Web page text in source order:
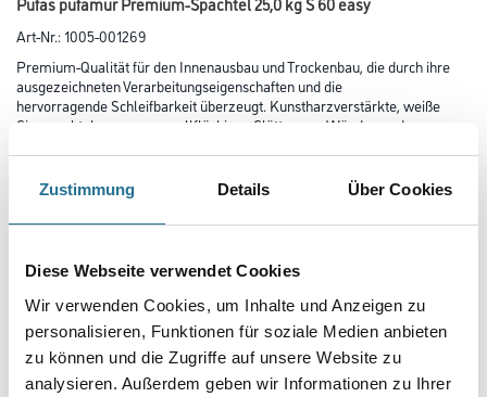
Zustimmung Details Über Cookies
Diese Webseite verwendet Cookies
Wir verwenden Cookies, um Inhalte und Anzeigen zu
personalisieren, Funktionen für soziale Medien anbieten
zu können und die Zugriffe auf unsere Website zu
analysieren. Außerdem geben wir Informationen zu Ihrer
Art-Nr.:1005-001269
Premium-Qualität für den Innenausbau und Trockenbau, die durch ihre
ausgezeichneten Verarbeitungseigenschaften und die
hervorragende Schleifbarkeit überzeugt. Kunstharzverstärkte, weiße
Gipsspachtelmasse zum vollflächigen Glätten von Wänden und
von Rissen und Löchern. Ideal auch zum Verfugen und
Verspachteln von spannungsfrei montierten Trockenbauplatten in den
Oberflächengüten Q1-Q4.
Gebinde